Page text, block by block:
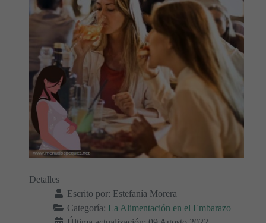
Detalles
Escrito por: Estefanía Morera
Categoría: La Alimentación en el Embarazo